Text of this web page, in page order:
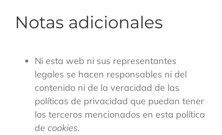
Notas adicionales
Ni esta web ni sus representantes
legales se hacen responsables ni del
contenido ni de la veracidad de las
políticas de privacidad que puedan tener
los terceros mencionados en esta política
de cookies.